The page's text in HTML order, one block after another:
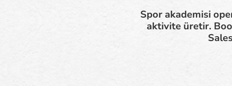
Spor akademisi
aktivite üretir.